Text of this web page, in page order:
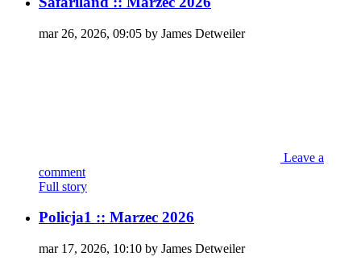
mar 26, 2026, 09:05 by James Detweiler
Leave a
comment
Full story
Policja1 :: Marzec 2026
mar 17, 2026, 10:10 by James Detweiler